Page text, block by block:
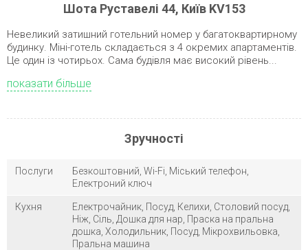
Шота Руставелі 44, Київ KV153
Невеликий затишний готельний номер у багатоквартирному
будинку. Міні-готель складається з 4 окремих апартаментів.
Це один із чотирьох. Сама будівля має високий рівень...
показати більше
Зручності
Послуги
Безкоштовний, Wi-Fi, Міський телефон,
Електроний ключ
Кухня
Електрочайник, Посуд, Келихи, Столовий посуд,
Ніж, Сіль, Дошка для нар, Праска на пральна
дошка, Холодильник, Посуд, Мікрохвильовка,
Пральна машина